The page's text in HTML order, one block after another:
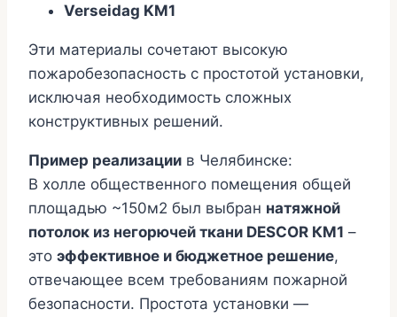
Verseidag KM1
Эти материалы сочетают высокую
пожаробезопасность с простотой установки,
исключая необходимость сложных
конструктивных решений.
Пример реализации в Челябинске:
В холле общественного помещения общей
площадью ~150м2 был выбран натяжной
потолок из негорючей ткани DESCOR КМ1 –
это эффективное и бюджетное решение,
отвечающее всем требованиям пожарной
безопасности. Простота установки —